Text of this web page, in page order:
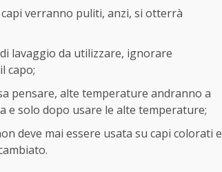
verranno puliti, anzi, si otterrà
lavaggio da utilizzare, ignorare
capo;
pensare, alte temperature andranno a
e solo dopo usare le alte temperature;
deve mai essere usata su capi colorati e